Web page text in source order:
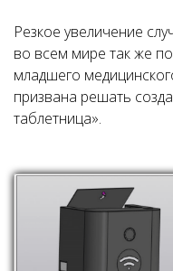
Резкое увеличение
во всем мире так же
младшего
призвана решать
таблетница».